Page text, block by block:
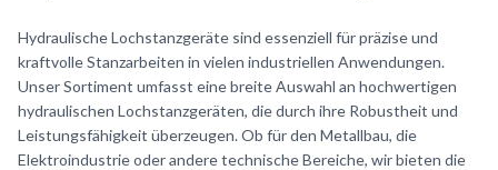
Hydraulische Lochstanzgeräte sind essenziell für präzise und
kraftvolle Stanzarbeiten in vielen industriellen Anwendungen.
Unser Sortiment umfasst eine breite Auswahl an hochwertigen
hydraulischen Lochstanzgeräten, die durch ihre Robustheit und
Leistungsfähigkeit überzeugen. Ob für den Metallbau, die
Elektroindustrie oder andere technische Bereiche, wir bieten die